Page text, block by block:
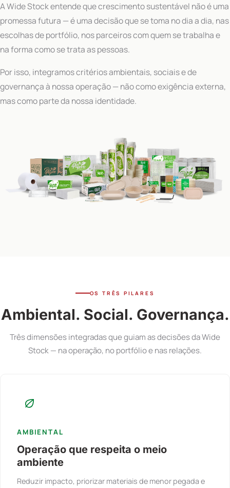
A Wide Stock entende que crescimento sustentável não é uma
promessa futura — é uma decisão que se toma no dia a dia, nas
escolhas de portfólio, nos parceiros com quem se trabalha e
na forma como se trata as pessoas.
Por isso, integramos critérios ambientais, sociais e de
governança à nossa operação — não como exigência externa,
mas como parte da nossa identidade.
OS TRÊS PILARES
Ambiental. Social. Governança.
Três dimensões integradas que guiam as decisões da Wide
Stock — na operação, no portfólio e nas relações.
AMBIENTAL
Operação que respeita o meio
ambiente
Reduzir impacto, priorizar materiais de menor pegada e